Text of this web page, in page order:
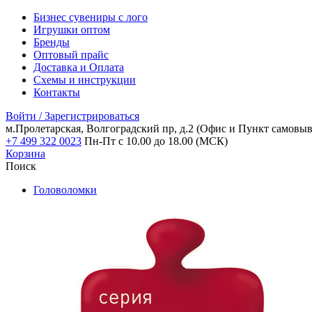
Бизнес сувениры с лого
Игрушки оптом
Бренды
Оптовый прайс
Доставка и Оплата
Схемы и инструкции
Контакты
Войти / Зарегистрироваться
м.Пролетарская, Волгоградский пр, д.2 (Офис и Пункт
+7 499 322 0023 Пн-Пт с 10.00 до 18.00 (МСК)
Корзина
Поиск
Головоломки